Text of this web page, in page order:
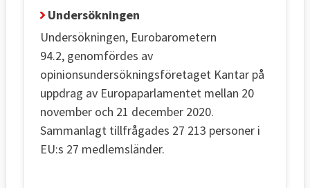
Undersökningen
Undersökningen, Eurobarometern
94.2, genomfördes av
opinionsundersökningsföretaget Kantar på
uppdrag av Europaparlamentet mellan 20
november och 21 december 2020.
Sammanlagt tillfrågades 27 213 personer i
EU:s 27 medlemsländer.